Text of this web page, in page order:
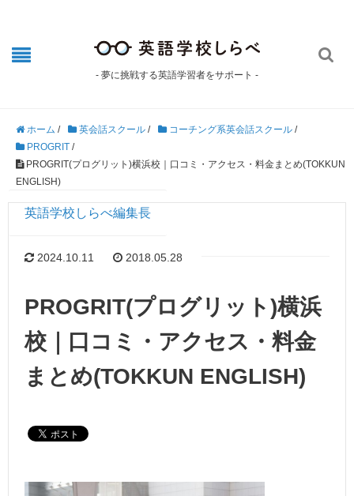
- 夢に挑戦する英語学習者をサポート -

ホーム / 英会話スクール / コーチング系英会話スクール /
PROGRIT /
PROGRIT(プログリット)横浜校｜口コミ・アクセス・料金まとめ(TOKKUN
ENGLISH)
英語学校しらべ編集長
2024.10.11 2018.05.28
PROGRIT(プログリット)横浜
校｜口コミ・アクセス・料金
まとめ(TOKKUN ENGLISH)